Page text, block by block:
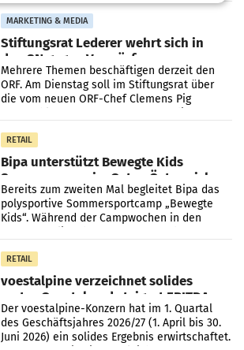
Pilnacek, auf sensible
MARKETING & MEDIA
Stiftungsrat Lederer wehrt sich in
den SN gegen Vorwürfe
Mehrere Themen beschäftigen derzeit den
ORF. Am Dienstag soll im Stiftungsrat über
die vom neuen ORF-Chef Clemens Pig
RETAIL
Bipa unterstützt Bewegte Kids
Sommercamps im Osten Österreichs
Bereits zum zweiten Mal begleitet Bipa das
polysportive Sommersportcamp „Bewegte
Kids“. Während der Campwochen in den
RETAIL
voestalpine verzeichnet solides
erstes Quartal und steigert EBITDA
Der voestalpine-Konzern hat im 1. Quartal
des Geschäftsjahres 2026/27 (1. April bis 30.
Juni 2026) ein solides Ergebnis erwirtschaftet.